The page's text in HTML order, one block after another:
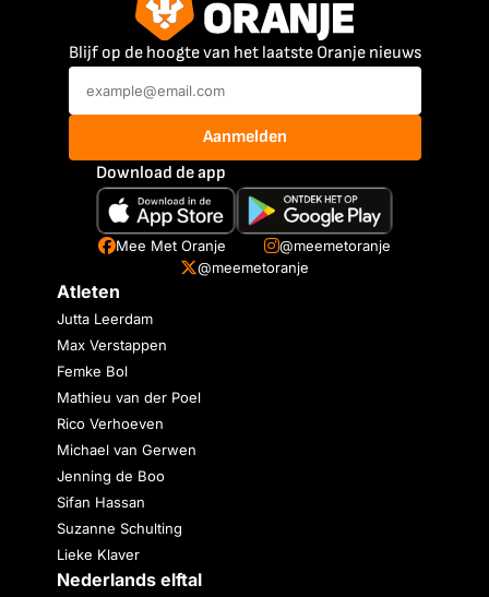
Blijf op de hoogte van het laatste Oranje nieuws
Aanmelden
Download de app
Mee Met Oranje
@meemetoranje
@meemetoranje
Atleten
Jutta Leerdam
Max Verstappen
Femke Bol
Mathieu van der Poel
Rico Verhoeven
Michael van Gerwen
Jenning de Boo
Sifan Hassan
Suzanne Schulting
Lieke Klaver
Nederlands elftal